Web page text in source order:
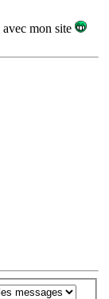
avec mon site